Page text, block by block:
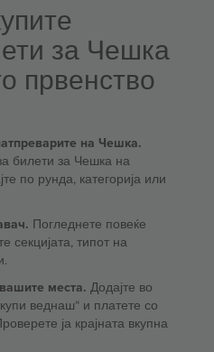
за Чешка
првенство
на Чешка.
билети за Чешка на
по рунда, категорија или
Погледнете повеќе
секцијата, типот на
места. Додајте во
веднаш“ и платете со
ја крајната вкупна